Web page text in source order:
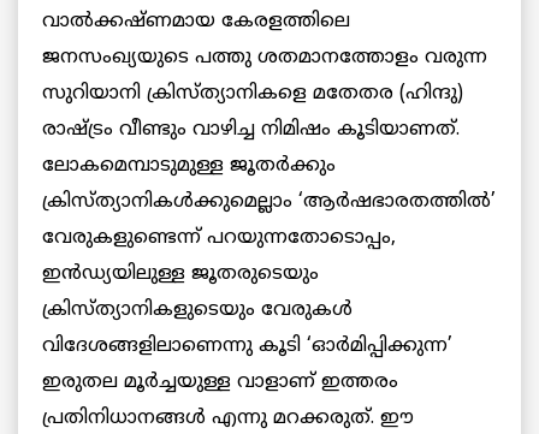
വാൽക്കഷ്ണമായ കേരളത്തിലെ
ജനസംഖ്യയുടെ പത്തു ശതമാനത്തോളം വരുന്ന
സുറിയാനി ക്രിസ്ത്യാനികളെ മതേതര (ഹിന്ദു)
രാഷ്ട്രം വീണ്ടും വാഴിച്ച നിമിഷം കൂടിയാണത്.
ലോകമെമ്പാടുമുള്ള ജൂതർക്കും
ക്രിസ്ത്യാനികൾക്കുമെല്ലാം ‘ആർഷഭാരതത്തിൽ’
വേരുകളുണ്ടെന്ന് പറയുന്നതോടൊപ്പം,
ഇൻഡ്യയിലുള്ള ജൂതരുടെയും
ക്രിസ്ത്യാനികളുടെയും വേരുകൾ
വിദേശങ്ങളിലാണെന്നു കൂടി ‘ഓർമിപ്പിക്കുന്ന’
ഇരുതല മൂർച്ചയുള്ള വാളാണ് ഇത്തരം
പ്രതിനിധാനങ്ങൾ എന്നു മറക്കരുത്. ഈ